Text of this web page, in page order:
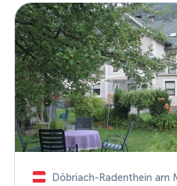
Döbriach-Radenthein am